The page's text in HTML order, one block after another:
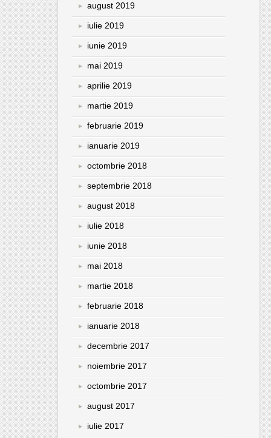
august 2019
iulie 2019
iunie 2019
mai 2019
aprilie 2019
martie 2019
februarie 2019
ianuarie 2019
octombrie 2018
septembrie 2018
august 2018
iulie 2018
iunie 2018
mai 2018
martie 2018
februarie 2018
ianuarie 2018
decembrie 2017
noiembrie 2017
octombrie 2017
august 2017
iulie 2017